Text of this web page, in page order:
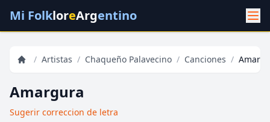
Mi FolkloreArgentino
/ Artistas / Chaqueño Palavecino / Canciones /
Amargura
Sugerir correccion de letra